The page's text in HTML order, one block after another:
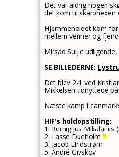
Det var aldrig nogen
det kom til skarpheden
Hjemmeholdet kom
mellem venner og
Mirsad Suljic
SE BILLEDERNE:
Det blev 2-1 ved
Mikkelsen udnyttede
Næste kamp i
HIF's holdopstilling:
1. Remigijus Mikalainis
2. Lasse Dueholm
3. Jacob Lindstrøm
5. André Givskov